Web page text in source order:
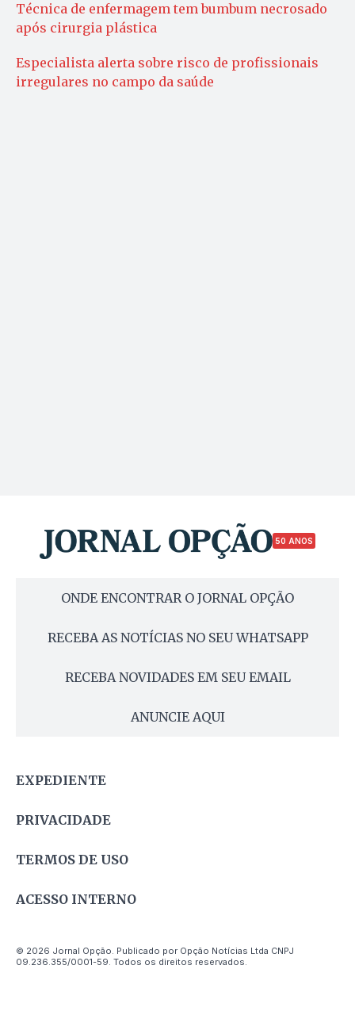
Técnica de enfermagem tem bumbum necrosado
após cirurgia plástica
Especialista alerta sobre risco de profissionais
irregulares no campo da saúde
50 ANOS
ONDE ENCONTRAR O JORNAL OPÇÃO
RECEBA AS NOTÍCIAS NO SEU WHATSAPP
RECEBA NOVIDADES EM SEU EMAIL
ANUNCIE AQUI
EXPEDIENTE
PRIVACIDADE
TERMOS DE USO
ACESSO INTERNO
© 2026 Jornal Opção. Publicado por Opção Notícias Ltda CNPJ
09.236.355/0001-59. Todos os direitos reservados.